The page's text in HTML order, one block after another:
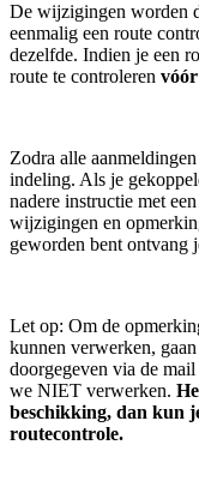
De wijzigingen worden
eenmalig een route
dezelfde. Indien je een
route te controleren
Zodra alle
indeling. Als je
nadere instructie met
wijzigingen en
geworden bent ontvang
Let op: Om de
kunnen verwerken,
doorgegeven via de
we NIET verwerken.
beschikking, dan kun
routecontrole.